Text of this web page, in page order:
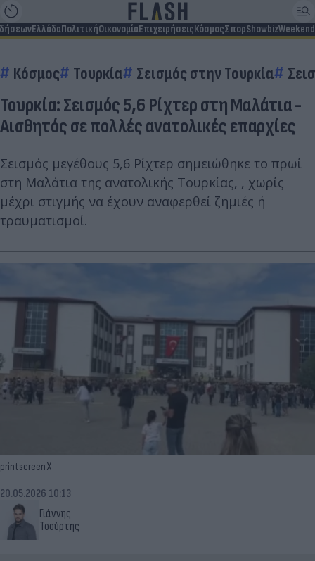
ΕλλάδαΠολιτικήΟικονομίαΕπιχειρήσειςΚόσμοςΣπορShowbizWeekend
Κόσμος Τουρκία Σεισμός στην Τουρκία
Τουρκία: Σεισμός 5,6 Ρίχτερ στη Μαλάτια -
Αισθητός σε πολλές ανατολικές επαρχίες
Σεισμός μεγέθους 5,6 Ρίχτερ σημειώθηκε το πρωί
στη Μαλάτια της ανατολικής Τουρκίας, , χωρίς
μέχρι στιγμής να έχουν αναφερθεί ζημιές ή
τραυματισμοί.
printscreen X
Γιάννης
Τσούρτης
20.05.2026 10:13